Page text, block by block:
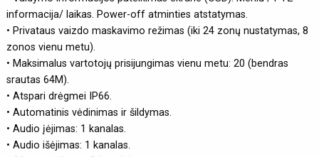
informacija/ laikas. Power-off atminties atstatymas.
• Privataus vaizdo maskavimo režimas (iki 24 zonų nustatymas, 8
zonos vienu metu).
• Maksimalus vartotojų prisijungimas vienu metu: 20 (bendras
srautas 64M).
• Atspari drėgmei IP66.
• Automatinis vėdinimas ir šildymas.
• Audio įėjimas: 1 kanalas.
• Audio išėjimas: 1 kanalas.